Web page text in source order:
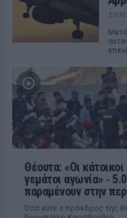
Θέουτα: «Οι κάτοικοι
γεμάτοι αγωνία» ‑
παραμένουν στην
Όσα είπε ο πρόεδρος της